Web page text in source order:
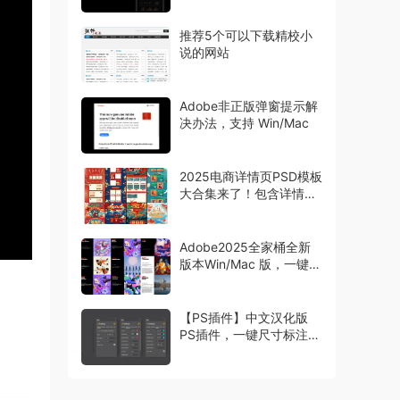
推荐5个可以下载精校小
说的网站
Adobe非正版弹窗提示解
决办法，支持 Win/Mac
2025电商详情页PSD模板
大合集来了！包含详情页
Adobe2025全家桶全新
版本Win/Mac 版，一键安
【PS插件】中文汉化版
PS插件，一键尺寸标注工